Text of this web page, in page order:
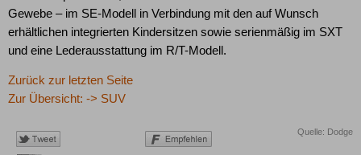
Gewebe – im SE-Modell in Verbindung mit den auf Wunsch
erhältlichen integrierten Kindersitzen sowie serienmäßig im SXT
und eine Lederausstattung im R/T-Modell.
Zurück zur letzten Seite
Zur Übersicht: -> SUV
Quelle: Dodge